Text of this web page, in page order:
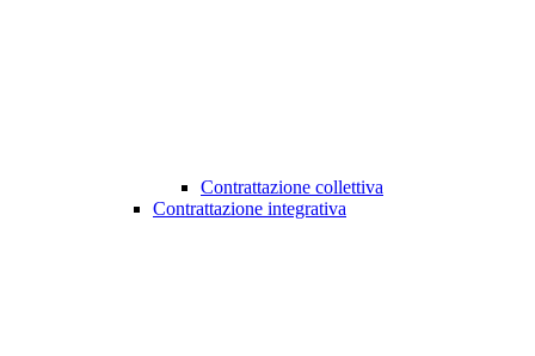
Contrattazione collettiva
Contrattazione integrativa